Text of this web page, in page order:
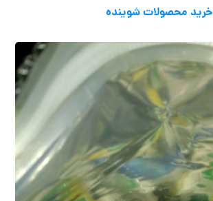
خرید محصولات شوینده